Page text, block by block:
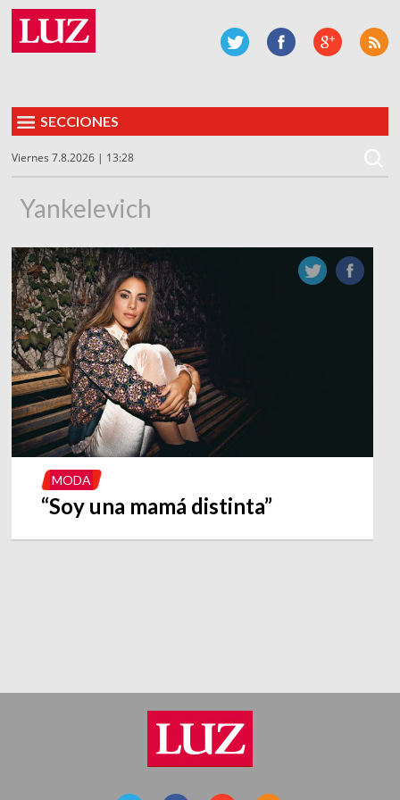
SECCIONES
Viernes 7.8.2026 | 13:28
Yankelevich
MODA
“Soy una mamá distinta”